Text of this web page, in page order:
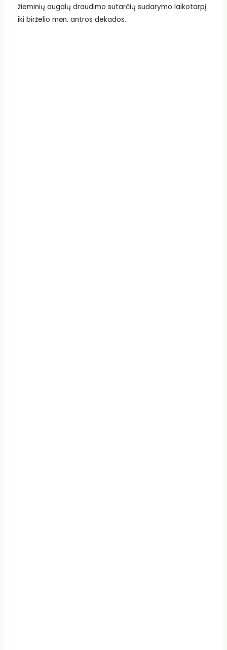
žieminių augalų draudimo sutarčių sudarymo laikotarpį
iki birželio mėn. antros dekados.